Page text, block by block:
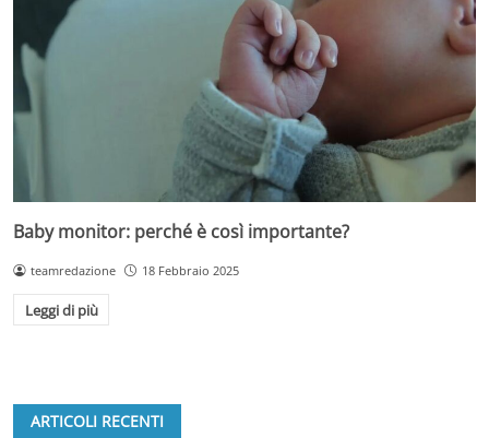
Baby monitor: perché è così importante?
teamredazione 18 Febbraio 2025
Leggi di più
ARTICOLI RECENTI